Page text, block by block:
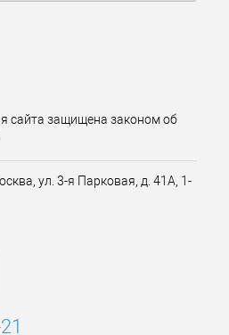
сайта защищена законом об
ул. 3-я Парковая, д. 41А, 1-